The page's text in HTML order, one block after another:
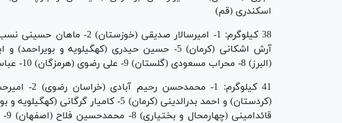
اسکندری (قم)
(البرز) 8- محراب مسعودی (گلستان) 9- علی رضوی (هرمزگان) 10- عباس رحیمی (خراسان رضوی)